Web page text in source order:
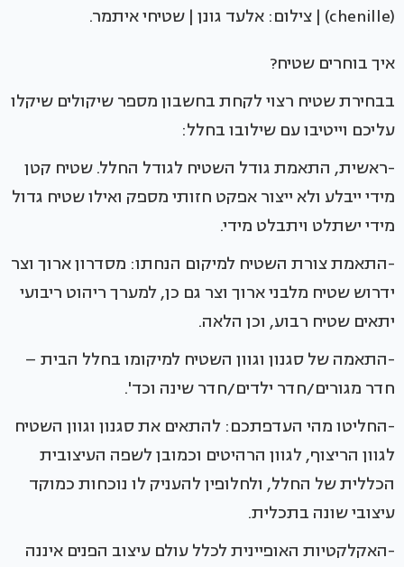
(chenille) | צילום: אלעד גונן | שטיחי איתמר.
איך בוחרים שטיח?
בבחירת שטיח רצוי לקחת בחשבון מספר שיקולים שיקלו
עליכם וייטיבו עם שילובו בחלל:
-ראשית, התאמת גודל השטיח לגודל החלל. שטיח קטן
מידי ייבלע ולא ייצור אפקט חזותי מספק ואילו שטיח גדול
מידי ישתלט ויתבלט מידי.
-התאמת צורת השטיח למיקום הנחתו: מסדרון ארוך וצר
ידרוש שטיח מלבני ארוך וצר גם כן, למערך ריהוט ריבועי
יתאים שטיח רבוע, וכן הלאה.
-התאמה של סגנון וגוון השטיח למיקומו בחלל הבית –
חדר מגורים/חדר ילדים/חדר שינה וכד'.
-החליטו מהי העדפתכם: להתאים את סגנון וגוון השטיח
לגוון הריצוף, לגוון הרהיטים וכמובן לשפה העיצובית
הכללית של החלל, ולחלופין להעניק לו נוכחות כמוקד
עיצובי שונה בתכלית.
-האקלקטיות האופיינית לכלל עולם עיצוב הפנים איננה